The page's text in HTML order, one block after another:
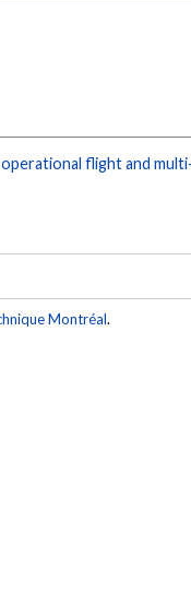
flight and
Montréal.